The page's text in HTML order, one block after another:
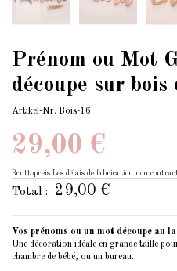
Prénom ou Mot
découpe sur
Artikel-Nr. Bois-16
29,00 €
Bruttopreis Les délais de fabrication non
Total : 29,00 €
Vos prénoms ou un mot découpe au
Une décoration idéale en grande taille
chambre de bébé, ou un bureau.